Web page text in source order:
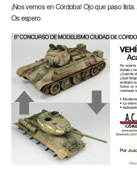
¡Nos vemos en Córdoba! Ojo que paso
Os espero